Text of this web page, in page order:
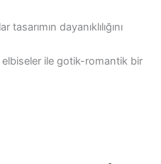
dayanıklılığını
ile gotik-romantik bir